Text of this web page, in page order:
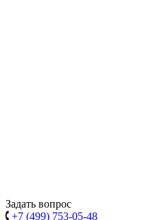
Задать вопрос
+7 (499) 753-05-48